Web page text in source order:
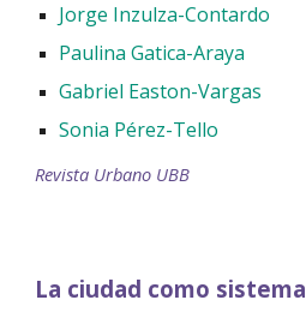
Jorge Inzulza-Contardo
Paulina Gatica-Araya
Gabriel Easton-Vargas
Sonia Pérez-Tello
Revista Urbano UBB
La ciudad como sistema